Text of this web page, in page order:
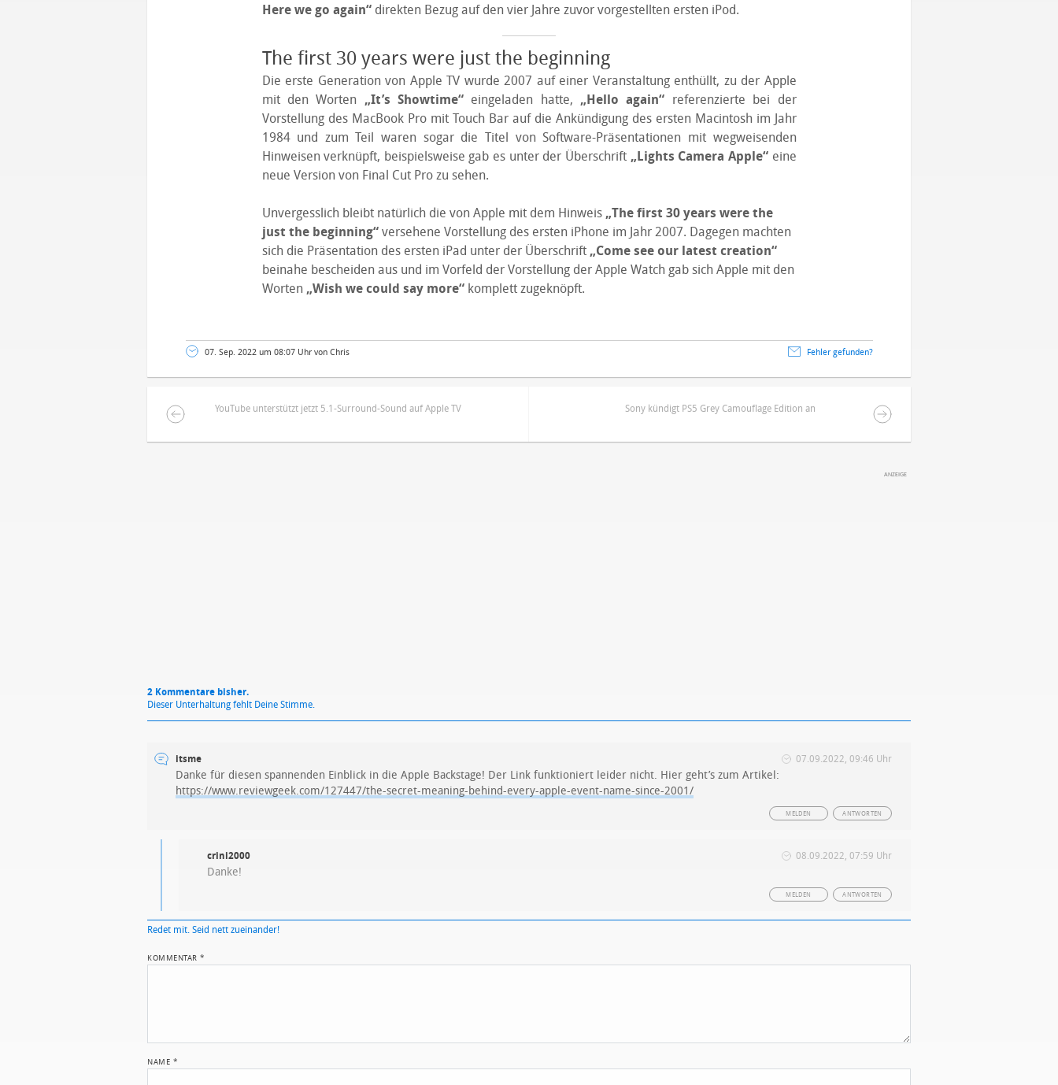
Here we go again“direkten Bezug auf den vier Jahre zuvor vorgestellten ersten iPod.
The first 30 years were just the beginning
Die erste Generation von Apple TV wurde 2007 auf einer Veranstaltung enthüllt, zu der Apple
mit den Worten „It’s Showtime“eingeladen hatte, „Hello again“ referenzierte bei der
Vorstellung des MacBook Pro mit Touch Bar auf die Ankündigung des ersten Macintosh im Jahr
1984 und zum Teil waren sogar die Titel von Software-Präsentationen mit wegweisenden
Hinweisen verknüpft, beispielsweise gab es unter der Überschrift „Lights Camera Apple“eine
neue Version von Final Cut Pro zu sehen.
Unvergesslich bleibt natürlich die von Apple mit dem Hinweis „The first 30 years were the
just the beginning“versehene Vorstellung des ersten iPhone im Jahr 2007. Dagegen machten
sich die Präsentation des ersten iPad unter der Überschrift „Come see our latest creation“
beinahe bescheiden aus und im Vorfeld der Vorstellung der Apple Watch gab sich Apple mit den
Worten „Wish we could say more“komplett zugeknöpft.
07. Sep. 2022 um 08:07 Uhr von Chris Fehler gefunden?
YouTube unterstützt jetzt 5.1-Surround-Sound auf Apple TV Sony kündigt PS5 Grey Camouflage Edition an
2 Kommentare bisher.
Dieser Unterhaltung fehlt Deine Stimme.
itsme 07.09.2022, 09:46 Uhr
Danke für diesen spannenden Einblick in die Apple Backstage! Der Link funktioniert leider nicht. Hier geht’s zum Artikel:
https://www.reviewgeek.com/127447/the-secret-meaning-behind-every-apple-event-name-since-2001/
ANTWORTEN
MELDEN
crini2000 08.09.2022, 07:59 Uhr
Danke!
ANTWORTEN
MELDEN
Redet mit. Seid nett zueinander!
KOMMENTAR *
NAME *